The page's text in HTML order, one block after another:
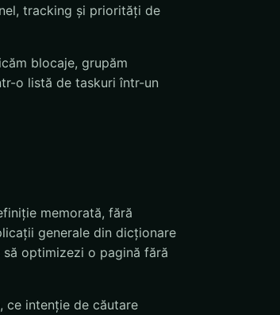
tracking și priorități de
blocaje, grupăm
o listă de taskuri într-un
memorată, fără
generale din dicționare
optimizezi o pagină fără
ce intenție de căutare